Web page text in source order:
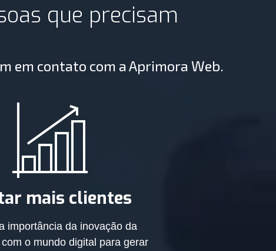
que precisam
em contato com a Aprimora Web.
mais clientes
importância da inovação da
o mundo digital para gerar